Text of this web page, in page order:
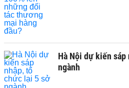
Hà Nội dự kiến
ngành